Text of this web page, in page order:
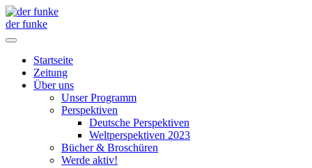
der funke
Startseite
Zeitung
Über uns
Unser Programm
Perspektiven
Deutsche Perspektiven
Weltperspektiven 2023
Bücher & Broschüren
Werde aktiv!